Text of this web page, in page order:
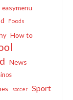
easymenu
Foods
How to
News
soccer Sport